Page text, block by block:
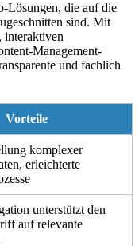
Lösungen, die auf die
sind. Mit
interaktiven
Management-
und fachlich
Vorteile
komplexer
erleichterte
unterstützt den
auf relevante